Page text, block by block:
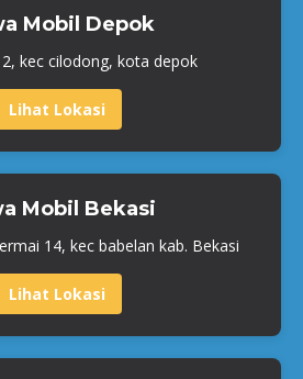
Mobil Depok
kec cilodong, kota depok
Lihat Lokasi
Mobil Bekasi
14, kec babelan kab. Bekasi
Lihat Lokasi